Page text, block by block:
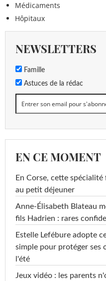
Médicaments
Hôpitaux
NEWSLETTERS
Famille
Astuces de la rédac
EN CE MOMENT
En Corse, cette
au petit déjeuner
Anne-Élisabeth Blateau
fils Hadrien : rares
Estelle Lefébure adopte
simple pour protéger ses
l'été
Jeux vidéo : les parents